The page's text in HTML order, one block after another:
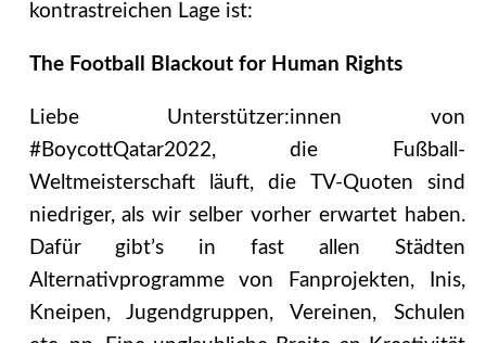
kontrastreichen Lage ist:
The Football Blackout for Human Rights
Liebe Unterstützer:innen von
#BoycottQatar2022, die Fußball-
Weltmeisterschaft läuft, die TV-Quoten sind
niedriger, als wir selber vorher erwartet haben.
Dafür gibt’s in fast allen Städten
Alternativprogramme von Fanprojekten, Inis,
Kneipen, Jugendgruppen, Vereinen, Schulen